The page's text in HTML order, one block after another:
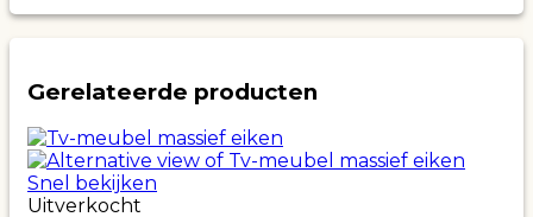
Gerelateerde producten
Snel bekijken
Uitverkocht